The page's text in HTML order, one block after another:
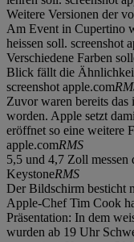
Weitere Versionen der
Am Event in Cupertino
heissen soll. screenshot
Verschiedene Farben
Blick fällt die
screenshot apple.com
Zuvor waren bereits das
worden. Apple setzt
eröffnet so eine weitere
apple.comRMS
5,5 und 4,7 Zoll messen
KeystoneRMS
Der Bildschirm besticht
Apple-Chef Tim Cook
Präsentation: In dem
wurden ab 19 Uhr